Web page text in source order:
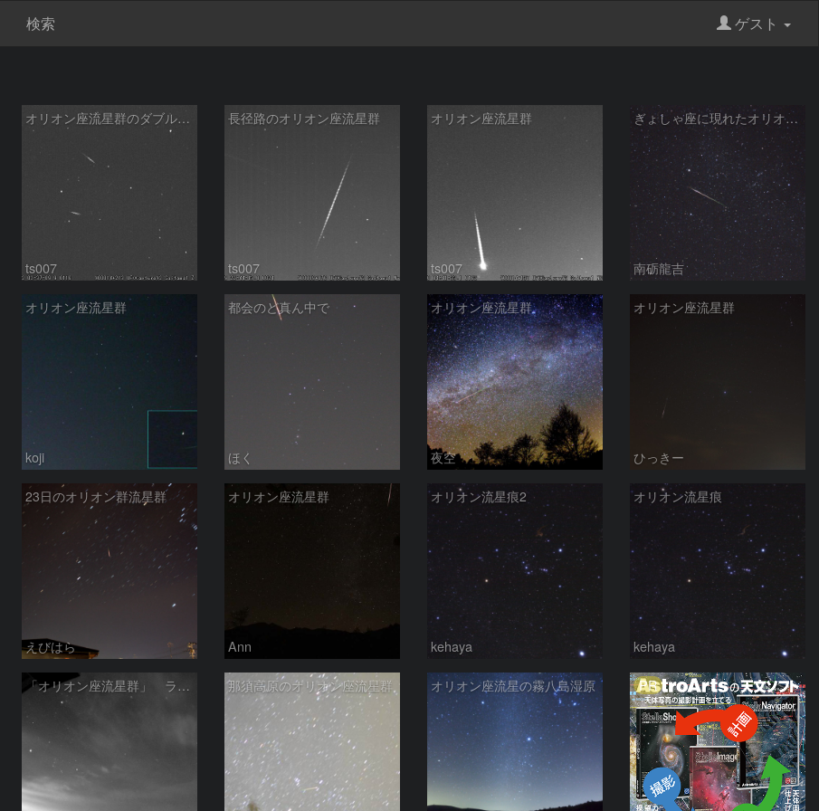
検索 ゲスト
オリオン座流星群のダブル流星
ts007
長径路のオリオン座流星群
ts007
オリオン座流星群
ts007
ぎょしゃ座に現れたオリオン群流星
南砺龍吉
オリオン座流星群
koji
都会のど真ん中で
ほく
オリオン座流星群
夜空
オリオン座流星群
ひっきー
23日のオリオン群流星群
えびはら
オリオン座流星群
Ann
オリオン流星痕2
kehaya
オリオン流星痕
kehaya
「オリオン座流星群」 ライブカメラ 那須高原のオリオン座流星群 オリオン座流星の霧八島湿原 PR